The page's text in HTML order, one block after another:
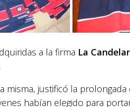
a la firma La
misma, justificó la
habían elegido para